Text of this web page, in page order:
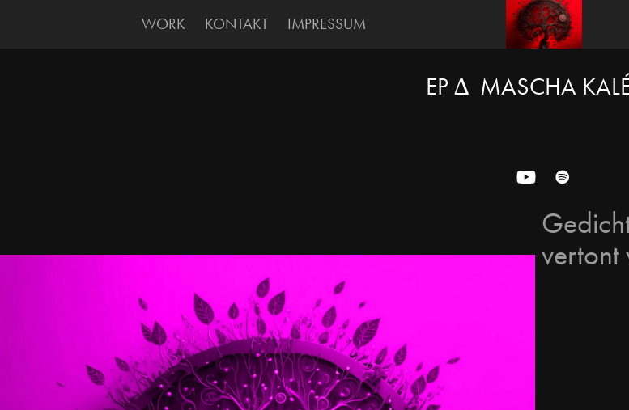
WORK KONTAKT IMPRESSUM
EP ∆  MASCHA
vertont